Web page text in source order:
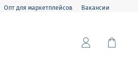
Опт для маркетплейсов Вакансии